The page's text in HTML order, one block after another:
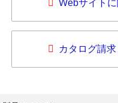
Webサイト
カタログ請求